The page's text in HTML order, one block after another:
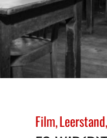
Film Leerstand